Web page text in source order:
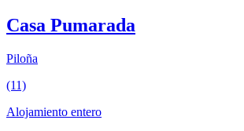
Casa Pumarada
Piloña
(11)
Alojamiento entero